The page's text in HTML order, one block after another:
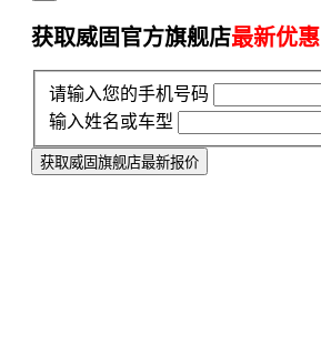
获取威固官方旗舰店最新优惠
请输入您的手机号码
输入姓名或车型
获取威固旗舰店最新报价